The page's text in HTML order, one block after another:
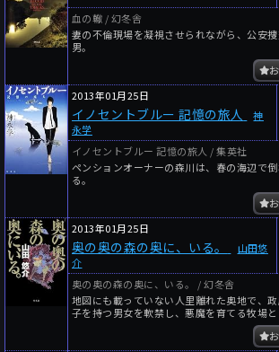
血の轍 / 幻冬舎
妻の不倫現場を凝視させられながら、公安
男。
2013年01月25日
イノセントブルー 記憶の旅人
神
永学
イノセントブルー 記憶の旅人 / 集英社
ペンションオーナーの森川は、春の海辺で
る。
2013年01月25日
奥の奥の森の奥に、いる。
山田悠
介
奥の奥の森の奥に、いる。 / 幻冬舎
地図にも載っていない人里離れた奥地で、
子を持つ男女を軟禁し、悪魔を育てる牧場と